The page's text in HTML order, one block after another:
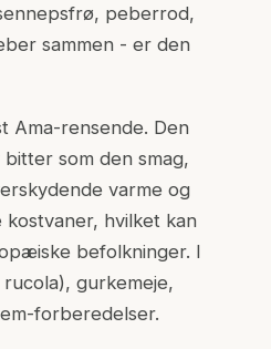
peberrod,
sammen - er den
Ama-rensende. Den
som den smag,
varme og
hvilket kan
befolkninger. I
gurkemeje,
forberedelser.